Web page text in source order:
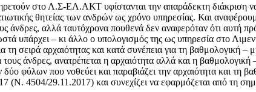
στο Λ.Σ-ΕΛ.ΑΚΤ υφίστανται την απαράδεκτη
θητείας των ανδρών ως χρόνο υπηρεσίας. Και
άνδρες, αλλά ταυτόχρονα πουθενά δεν αναφερόταν ότι αυτή
υπάρχει – κι άλλο ο υπολογισμός της ως υπηρεσία στο
τη σειρά αρχαιότητας και κατά συνέπεια για τη
άνδρες, ανατρέπεται η αρχαιότητα αλλά και η
φύλων που νοθεύει και παραβιάζει την αρχαιότητα και τη
4504/29.11.2017) και συνεχίζει να εφαρμόζεται από τη